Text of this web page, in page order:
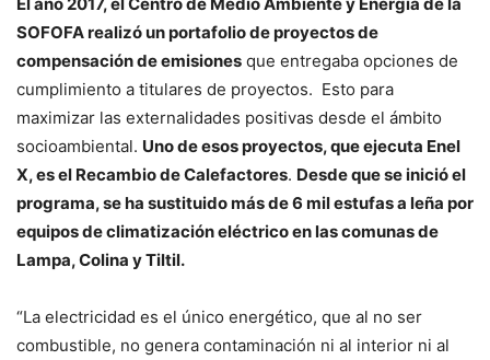
SOFOFA realizó un portafolio de proyectos de
compensación de emisiones que entregaba opciones de
cumplimiento a titulares de proyectos. Esto para
maximizar las externalidades positivas desde el ámbito
socioambiental. Uno de esos proyectos, que ejecuta Enel
X, es el Recambio de Calefactores. Desde que se inició el
programa, se ha sustituido más de 6 mil estufas a leña por
equipos de climatización eléctrico en las comunas de
Lampa, Colina y Tiltil.
“La electricidad es el único energético, que al no ser
combustible, no genera contaminación ni al interior ni al